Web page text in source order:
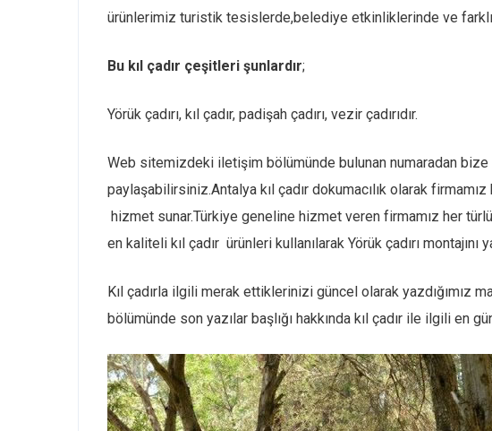
ürünlerimiz turistik tesislerde,belediye etkinliklerinde ve
Bu kıl çadır çeşitleri şunlardır;
Yörük çadırı, kıl çadır, padişah çadırı, vezir çadırıdır.
Web sitemizdeki iletişim bölümünde bulunan numaradan
paylaşabilirsiniz.Antalya kıl çadır dokumacılık olarak
hizmet sunar.Türkiye geneline hizmet veren firmamız her
en kaliteli kıl çadır ürünleri kullanılarak Yörük çadırı montajını
Kıl çadırla ilgili merak ettiklerinizi güncel olarak yazdığımız
bölümünde son yazılar başlığı hakkında kıl çadır ile ilgili en